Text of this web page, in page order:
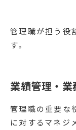
管理職が担う役
す。
業績管理・
管理職の重要な
に対するマネジ